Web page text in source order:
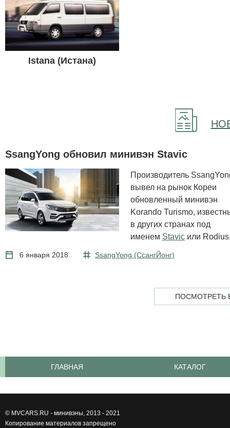
Istana (Истана)
SsangYong обновил минивэн Stavic
Производитель
вывел на рынок Кореи
обновленный минивэн
Korando Turismo,
в других странах под
именем Stavic или
6 января 2018 SsangYong (СсангЙонг)
ПОСМОТРЕТЬ
ГЛАВНАЯ КАТАЛОГ
© MVCARS.RU - минивэны, 2013 - 2021
Копирование материалов запрещено